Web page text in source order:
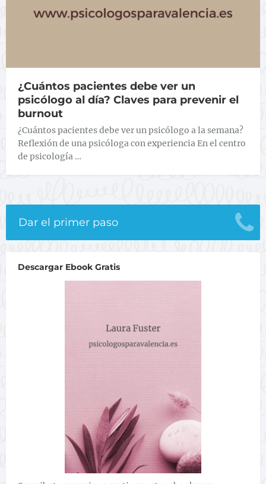
¿Cuántos pacientes debe ver un
psicólogo al día? Claves para prevenir el
burnout
¿Cuántos pacientes debe ver un psicólogo a la semana?
Reflexión de una psicóloga con experiencia En el centro
de psicología …
Dar el primer paso
Descargar Ebook Gratis